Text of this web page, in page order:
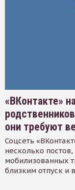
«ВКонтакте»
они требуют
Соцсеть
несколько
мобилизованных
близким отпуск и